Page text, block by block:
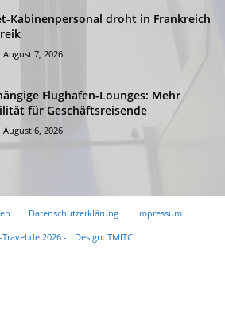
Kabinenpersonal droht in Frankreich
August 7, 2026
Flughafen-Lounges: Mehr
für Geschäftsreisende
August 6, 2026
Datenschutzerklärung
Impressum
2026 -
Design: TMITC